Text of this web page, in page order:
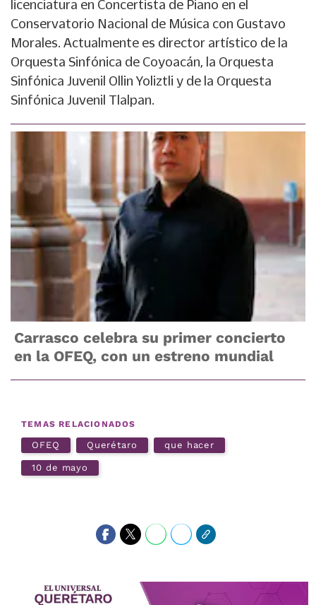
licenciatura en Concertista de Piano en el
Conservatorio Nacional de Música con Gustavo
Morales. Actualmente es director artístico de la
Orquesta Sinfónica de Coyoacán, la Orquesta
Sinfónica Juvenil Ollin Yoliztli y de la Orquesta
Sinfónica Juvenil Tlalpan.
Carrasco celebra su primer concierto
en la OFEQ, con un estreno mundial
TEMAS RELACIONADOS
OFEQ Querétaro que hacer
10 de mayo